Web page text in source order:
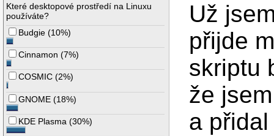
Které desktopové prostředí na Linuxu
používáte?
Budgie (10%)
Cinnamon (7%)
COSMIC (2%)
GNOME (18%)
KDE Plasma (30%)
Už
přijde
skriptu
že
a přidal